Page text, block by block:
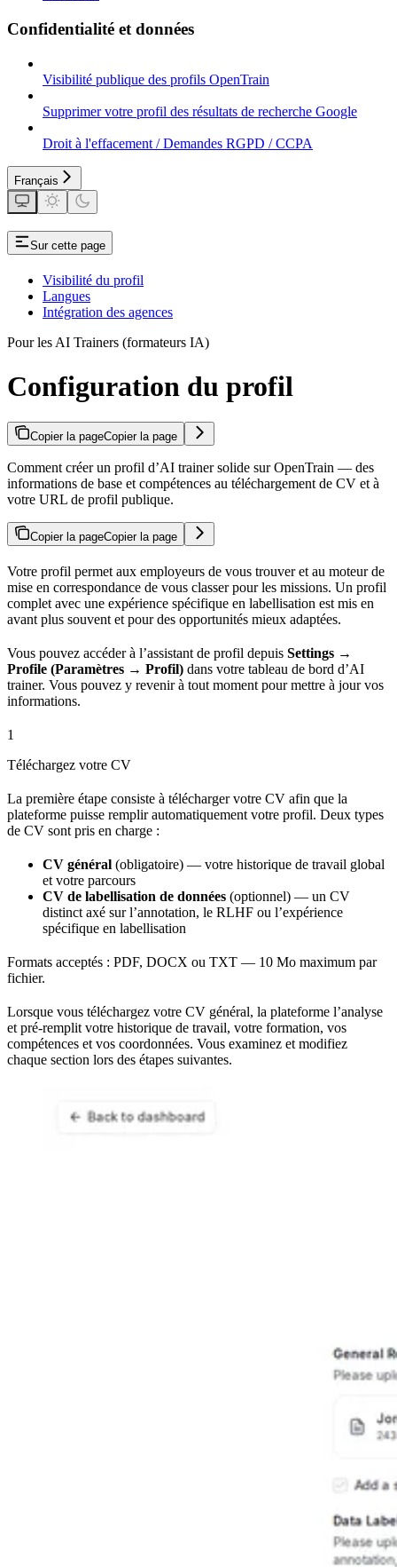
Confidentialité et données
Visibilité publique des profils OpenTrain
Supprimer votre profil des résultats de recherche Google
Droit à l'effacement / Demandes RGPD / CCPA
Français
Sur cette page
Visibilité du profil
Langues
Intégration des agences
Pour les AI Trainers (formateurs IA)
Configuration du profil
Copier la pageCopier la page
Comment créer un profil d’AI trainer solide sur OpenTrain — des
informations de base et compétences au téléchargement de CV et à
votre URL de profil publique.
Copier la pageCopier la page
Votre profil permet aux employeurs de vous trouver et au moteur de
mise en correspondance de vous classer pour les missions. Un profil
complet avec une expérience spécifique en labellisation est mis en
avant plus souvent et pour des opportunités mieux adaptées.
Vous pouvez accéder à l’assistant de profil depuis Settings →
Profile (Paramètres → Profil) dans votre tableau de bord d’AI
trainer. Vous pouvez y revenir à tout moment pour mettre à jour vos
informations.
1
Téléchargez votre CV
La première étape consiste à télécharger votre CV afin que la
plateforme puisse remplir automatiquement votre profil. Deux types
de CV sont pris en charge :
CV général (obligatoire) — votre historique de travail global
et votre parcours
CV de labellisation de données (optionnel) — un CV
distinct axé sur l’annotation, le RLHF ou l’expérience
spécifique en labellisation
Formats acceptés : PDF, DOCX ou TXT — 10 Mo maximum par
fichier.
Lorsque vous téléchargez votre CV général, la plateforme l’analyse
et pré-remplit votre historique de travail, votre formation, vos
compétences et vos coordonnées. Vous examinez et modifiez
chaque section lors des étapes suivantes.